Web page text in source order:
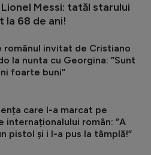
Messi: tatăl starului
la 68 de ani!
românul invitat de Cristiano
la nunta cu Georgina: ”Sunt
foarte buni”
care l-a marcat pe
internaționalului român: ”A
pistol și i l-a pus la tâmplă!”